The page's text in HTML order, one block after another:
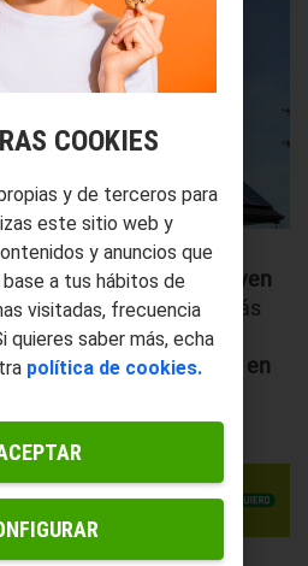
también disminuyen
materiales, que además
nos aíslan de la
exterior,aumentando en
y comodidad
COOKIES
y de terceros para
este sitio web y
y anuncios que
a tus hábitos de
visitadas, frecuencia
quieres saber más, echa
política de cookies.